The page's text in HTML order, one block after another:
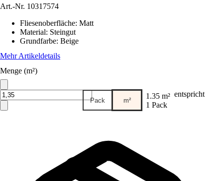
Art.-Nr. 10317574
Fliesenoberfläche: Matt
Material: Steingut
Grundfarbe: Beige
Mehr Artikeldetails
Menge (m²)
Pack m² 1.35 m² entspricht
1 Pack